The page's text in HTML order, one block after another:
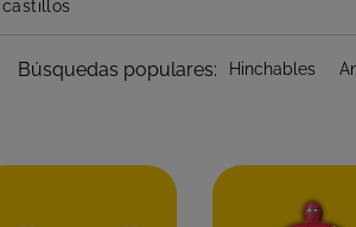
Búsquedas populares: Hinchables